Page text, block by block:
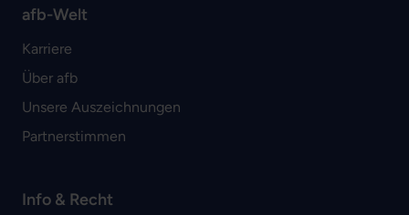
afb-Welt
Karriere
Über afb
Unsere Auszeichnungen
Partnerstimmen
Info & Recht